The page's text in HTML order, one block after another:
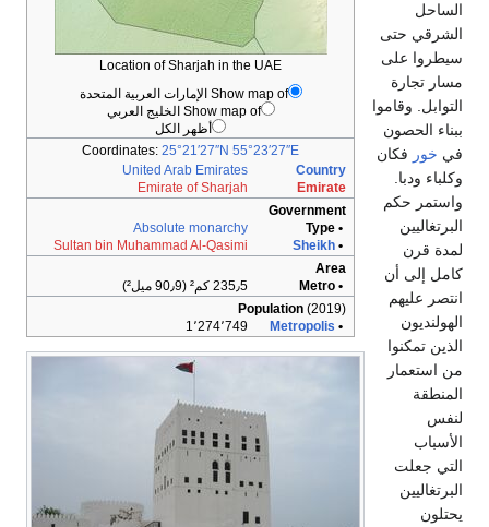
Location of Sharjah in the UAE
Show map of الإمارات العربية المتحدة
Show map of الخليج العربي
أظهر الكل
Coordinates: 25°21′27″N 55°23′27″E
Country
United Arab Emirates
Emirate
Emirate of Sharjah
Government
• Type
Absolute monarchy
•
Sheikh
Sultan bin Muhammad Al-Qasimi
Area
• Metro
235٫5 كم² (90٫9 ميل²)
Population (2019)
•
Metropolis 1٬274٬749
الساحل
الشرقي حتى
سيطروا على
مسار تجارة
التوابل. وقاموا
ببناء الحصون
في خور فكان
وكلباء ودبا.
واستمر حكم
البرتغاليين
لمدة قرن
كامل إلى أن
انتصر عليهم
الهولنديون
الذين تمكنوا
من استعمار
المنطقة
لنفس
الأسباب
التي جعلت
البرتغاليين
يحتلون